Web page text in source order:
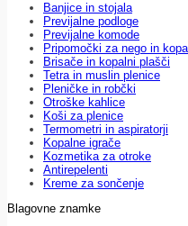
Banjice in stojala
Previjalne podloge
Previjalne komode
Pripomočki za nego in
Brisače in kopalni plašči
Tetra in muslin plenice
Pleničke in robčki
Otroške kahlice
Koši za plenice
Termometri in aspiratorji
Kopalne igrače
Kozmetika za otroke
Antirepelenti
Kreme za sončenje
Blagovne znamke